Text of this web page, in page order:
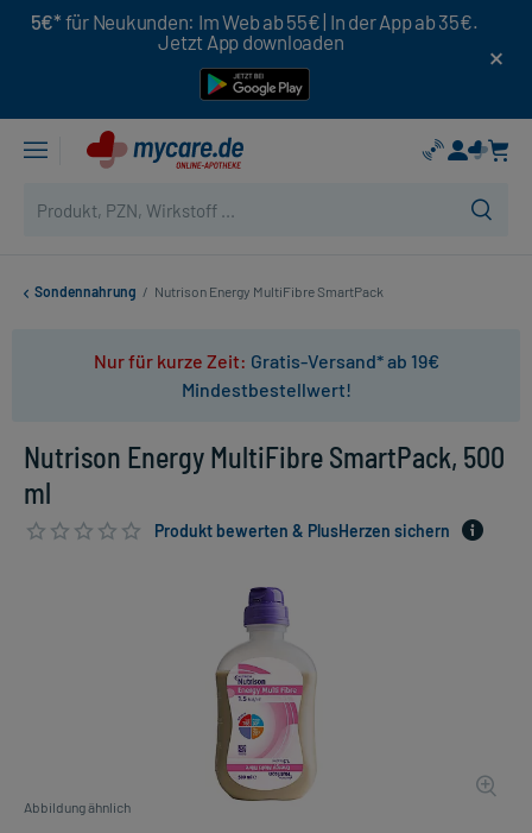
5€* für Neukunden: Im Web ab 55€ | In der App ab 35€.
Jetzt App downloaden
Sondennahrung / Nutrison Energy MultiFibre SmartPack
Nur für kurze Zeit: Gratis-Versand* ab 19€
Mindestbestellwert!
Nutrison Energy MultiFibre SmartPack, 500
ml
Produkt bewerten & PlusHerzen sichern
Abbildung ähnlich